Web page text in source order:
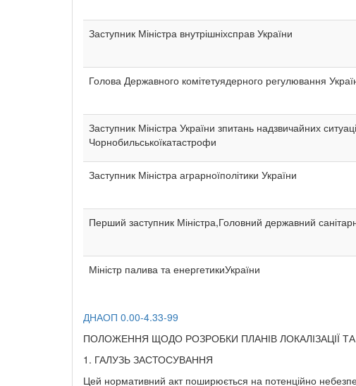
Заступник Міністра внутрішніхсправ України
Голова Державного комітетуядерного регулювання
Заступник Міністра України зпитань надзвичайних
Чорнобильськоїкатастрофи
Заступник Міністра аграрноїполітики України
Перший заступник Міністра,Головний державний
Міністр палива та енергетикиУкраїни
ДНАОП 0.00-4.33-99
ПОЛОЖЕННЯ ЩОДО РОЗРОБКИ ПЛАНІВ ЛОКАЛІЗАЦІЇ ТА
1. ГАЛУЗЬ ЗАСТОСУВАННЯ
Цей нормативний акт поширюється на потенційно